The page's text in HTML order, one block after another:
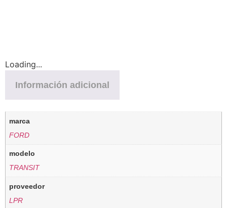
Loading...
Información adicional
marca
FORD
modelo
TRANSIT
proveedor
LPR